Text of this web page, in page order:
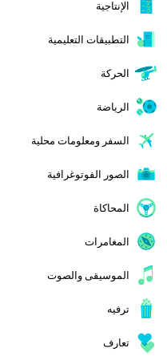
الإنتاجية
التطبيقات التعليمية
الحركة
الرياضة
السفر ومعلومات محلية
الصور الفوتوغرافية
المحاكاة
المغامرات
الموسيقى والصوت
ترفيه
تعارف